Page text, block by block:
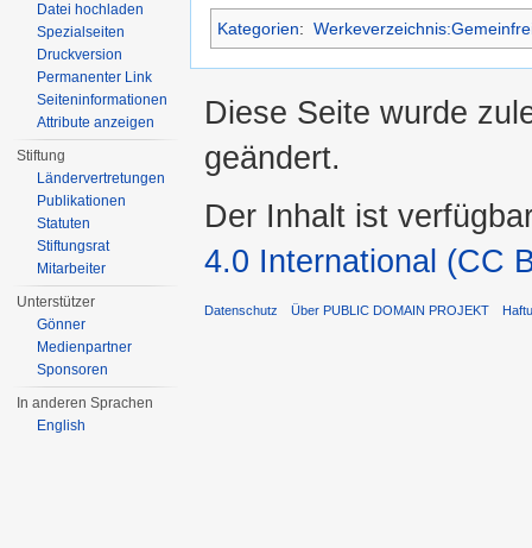
Kategorien:
Datei hochladen
Spezialseiten
Druckversion
Permanenter Link
Seiten­informationen
Attribute anzeigen
Stiftung
Ländervertretungen
Publikationen
Statuten
Stiftungsrat
Mitarbeiter
Unterstützer
Gönner
Medienpartner
Sponsoren
In anderen Sprachen
English
Diese Seite wurde
geändert.
Der Inhalt ist
4.0 International (CC
Datenschutz Über PUBLIC DOMAIN PROJEKT